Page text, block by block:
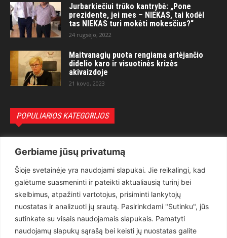
Gerbiame jūsų privatumą
Šioje svetainėje yra naudojami slapukai. Jie reikalingi, kad
galėtume suasmeninti ir pateikti aktualiausią turinį bei
skelbimus, atpažinti vartotojus, prisiminti lankytojų
nuostatas ir analizuoti jų srautą. Pasirinkdami "Sutinku", jūs
sutinkate su visais naudojamais slapukais. Pamatyti
naudojamų slapukų sąrašą bei keisti jų nuostatas galite
Jurbarkiečiui trūko kantrybė: „Pone
prezidente, jei mes – NIEKAS, tai kodėl
tas NIEKAS turi mokėti mokesčius?“
24 rugsėjo, 2022
Maitvanagių puota rengiama artėjančio
didelio karo ir visuotinės krizės
akivaizdoje
21 kovo, 2023
POPULIARIOS KATEGORIJOS
Teisėsauga
1497
Aktualu
Lietuva
619
Pasaulis
Статьи на русском